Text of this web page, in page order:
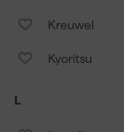
Kreuwel
Kyoritsu
L